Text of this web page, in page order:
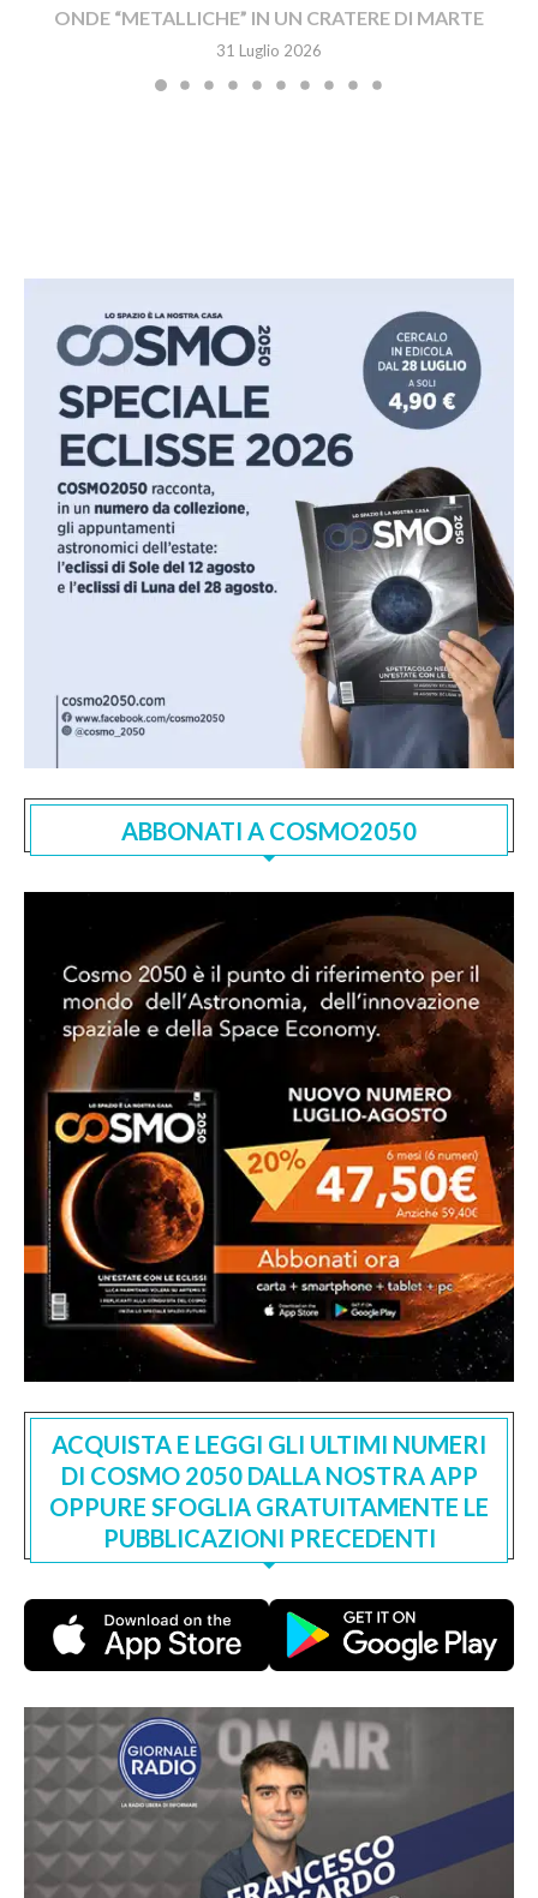
ONDE “METALLICHE” IN UN CRATERE DI MARTE
31 Luglio 2026
ABBONATI A COSMO2050
ACQUISTA E LEGGI GLI ULTIMI NUMERI
DI COSMO 2050 DALLA NOSTRA APP
OPPURE SFOGLIA GRATUITAMENTE LE
PUBBLICAZIONI PRECEDENTI